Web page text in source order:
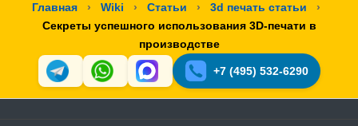
Главная › Wiki › Статьи › 3d печать статьи
›
Секреты успешного использования 3D-печати в
производстве
+7 (495) 532-6290